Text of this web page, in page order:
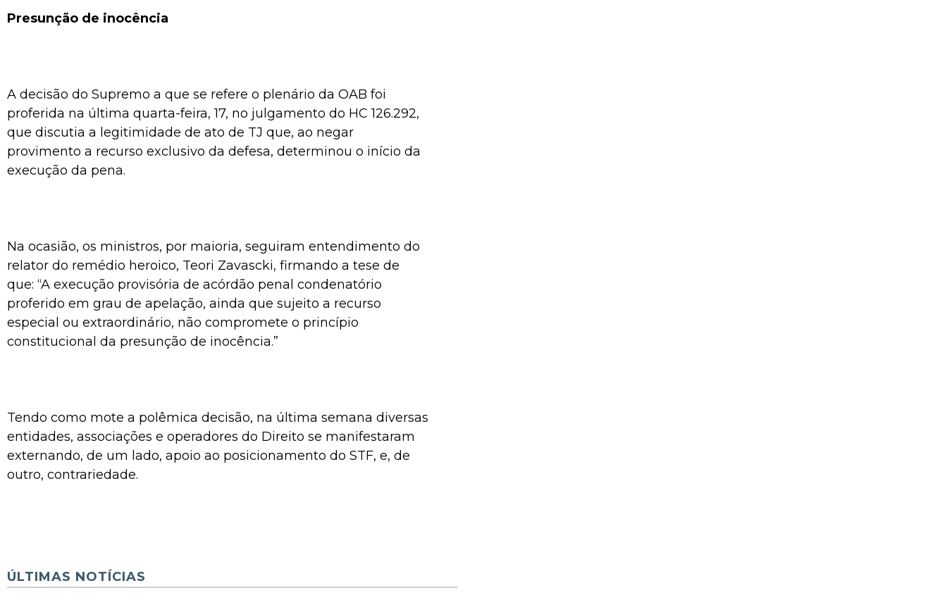
Presunção de inocência
A decisão do Supremo a que se refere o plenário da OAB foi
proferida na última quarta-feira, 17, no julgamento do HC 126.292,
que discutia a legitimidade de ato de TJ que, ao negar
provimento a recurso exclusivo da defesa, determinou o início da
execução da pena.
Na ocasião, os ministros, por maioria, seguiram entendimento do
relator do remédio heroico, Teori Zavascki, firmando a tese de
que: “A execução provisória de acórdão penal condenatório
proferido em grau de apelação, ainda que sujeito a recurso
especial ou extraordinário, não compromete o princípio
constitucional da presunção de inocência.”
Tendo como mote a polêmica decisão, na última semana diversas
entidades, associações e operadores do Direito se manifestaram
externando, de um lado, apoio ao posicionamento do STF, e, de
outro, contrariedade.
ÚLTIMAS NOTÍCIAS